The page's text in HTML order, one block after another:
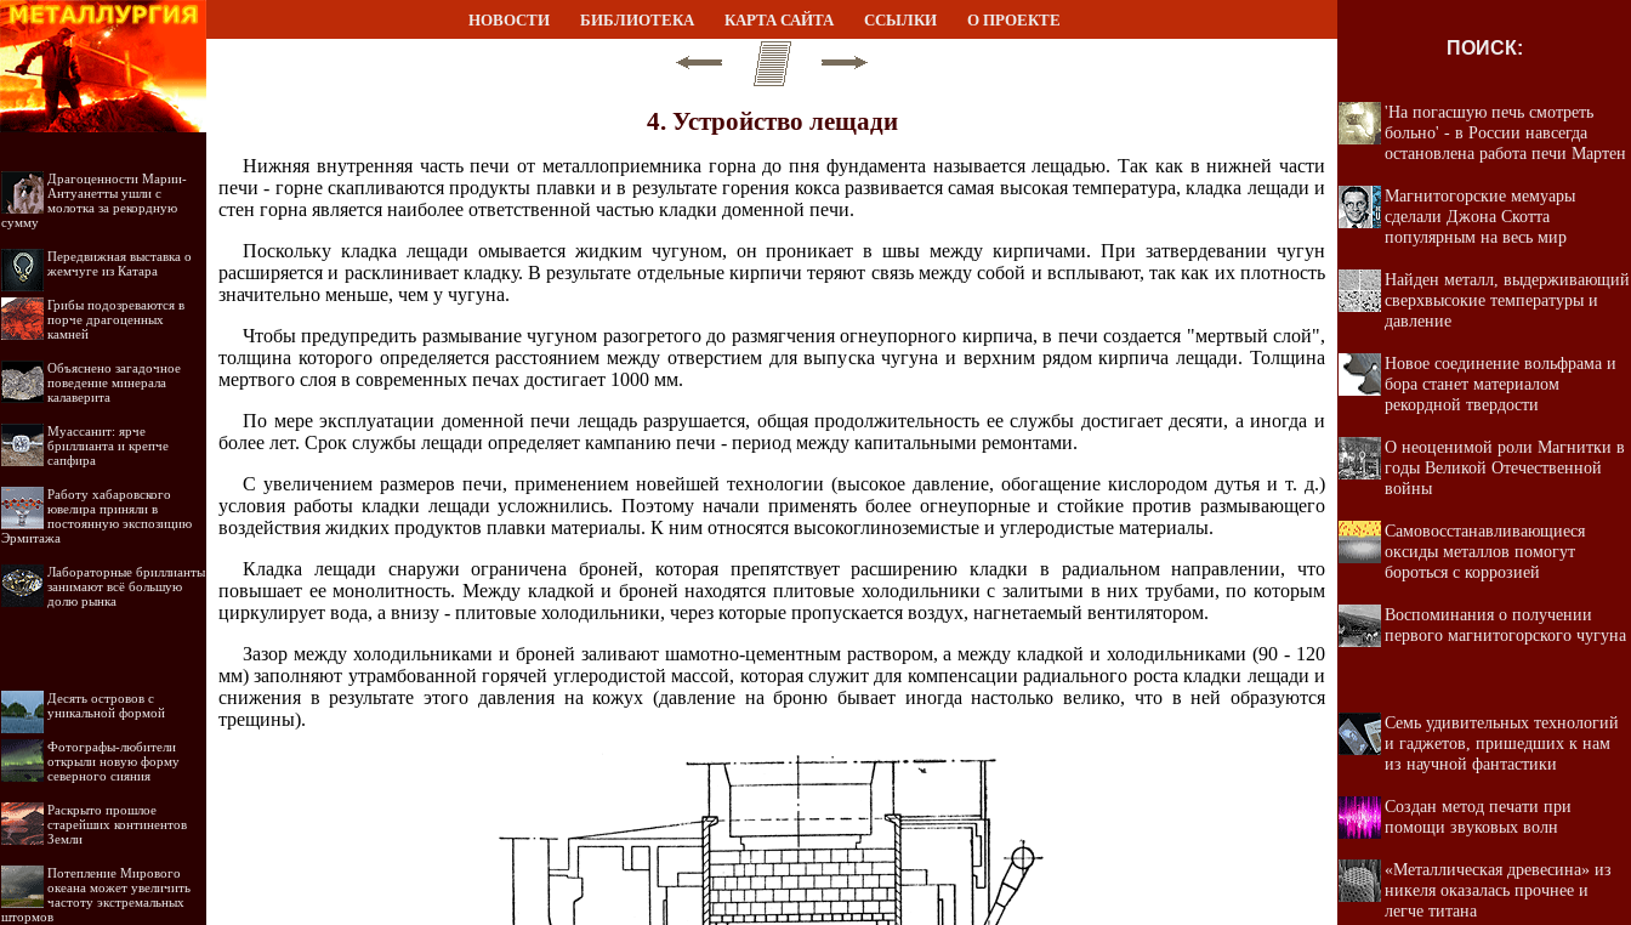
НОВОСТИ БИБЛИОТЕКА КАРТА САЙТА ССЫЛКИ О ПРОЕКТЕ
Драгоценности Марии-
Антуанетты ушли с
молотка за рекордную
сумму
Передвижная выставка о
жемчуге из Катара
Грибы подозреваются в
порче драгоценных
камней
Объяснено загадочное
поведение минерала
калаверита
Муассанит: ярче
бриллианта и крепче
сапфира
Работу хабаровского
ювелира приняли в
постоянную экспозицию
Эрмитажа
Лабораторные бриллианты
занимают всё большую
долю рынка
Десять островов c
уникальной формой
Фотографы-любители
открыли новую форму
северного сияния
Раскрыто прошлое
старейших континентов
Земли
Потепление Мирового
океана может увеличить
частоту экстремальных
штормов
4. Устройство лещади
Нижняя внутренняя часть печи от металлоприемника горна до пня фундамента называется лещадью. Так как в нижней части
печи - горне скапливаются продукты плавки и в результате горения кокса развивается самая высокая температура, кладка лещади и
стен горна является наиболее ответственной частью кладки доменной печи.
Поскольку кладка лещади омывается жидким чугуном, он проникает в швы между кирпичами. При затвердевании чугун
расширяется и расклинивает кладку. В результате отдельные кирпичи теряют связь между собой и всплывают, так как их плотность
значительно меньше, чем у чугуна.
Чтобы предупредить размывание чугуном разогретого до размягчения огнеупорного кирпича, в печи создается "мертвый слой",
толщина которого определяется расстоянием между отверстием для выпуска чугуна и верхним рядом кирпича лещади. Толщина
мертвого слоя в современных печах достигает 1000 мм.
По мере эксплуатации доменной печи лещадь разрушается, общая продолжительность ее службы достигает десяти, а иногда и
более лет. Срок службы лещади определяет кампанию печи - период между капитальными ремонтами.
С увеличением размеров печи, применением новейшей технологии (высокое давление, обогащение кислородом дутья и т. д.)
условия работы кладки лещади усложнились. Поэтому начали применять более огнеупорные и стойкие против размывающего
воздействия жидких продуктов плавки материалы. К ним относятся высокоглиноземистые и углеродистые материалы.
Кладка лещади снаружи ограничена броней, которая препятствует расширению кладки в радиальном направлении, что
повышает ее монолитность. Между кладкой и броней находятся плитовые холодильники с залитыми в них трубами, по которым
циркулирует вода, а внизу - плитовые холодильники, через которые пропускается воздух, нагнетаемый вентилятором.
Зазор между холодильниками и броней заливают шамотно-цементным раствором, а между кладкой и холодильниками (90 - 120
мм) заполняют утрамбованной горячей углеродистой массой, которая служит для компенсации радиального роста кладки лещади и
снижения в результате этого давления на кожух (давление на броню бывает иногда настолько велико, что в ней образуются
трещины).
ПОИСК:
'На погасшую печь смотреть
больно' - в России навсегда
остановлена работа печи Мартен
Магнитогорские мемуары
сделали Джона Скотта
популярным на весь мир
Найден металл, выдерживающий
сверхвысокие температуры и
давление
Новое соединение вольфрама и
бора станет материалом
рекордной твердости
О неоценимой роли Магнитки в
годы Великой Отечественной
войны
Самовосстанавливающиеся
оксиды металлов помогут
бороться с коррозией
Воспоминания о получении
первого магнитогорского чугуна
Семь удивительных технологий
и гаджетов, пришедших к нам
из научной фантастики
Создан метод печати при
помощи звуковых волн
«Металлическая древесина» из
никеля оказалась прочнее и
легче титана